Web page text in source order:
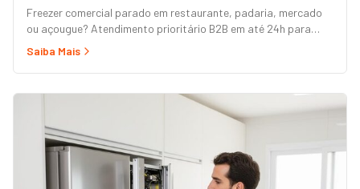
Freezer comercial parado em restaurante, padaria, mercado
ou açougue? Atendimento prioritário B2B em até 24h para
horizontal, vertical, expositor, ilha refrigerada e câmara fria.
Saiba Mais